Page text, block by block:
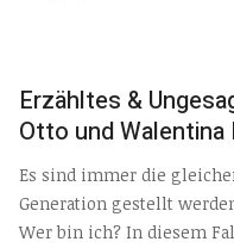
Erzähltes &
Otto und Walentina
Es sind immer die
Generation gestellt
Wer bin ich? In diesem